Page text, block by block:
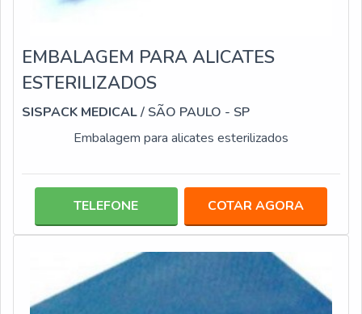
EMBALAGEM PARA ALICATES
ESTERILIZADOS
SISPACK MEDICAL/ SÃO PAULO - SP
Embalagem para alicates esterilizados
TELEFONE COTAR AGORA